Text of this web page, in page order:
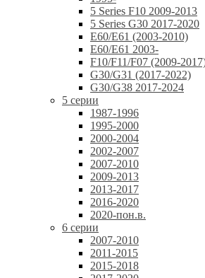
5 Series F10 2009-2013
5 Series G30 2017-2020
E60/E61 (2003-2010)
E60/E61 2003-
F10/F11/F07 (2009-
G30/G31 (2017-2022)
G30/G38 2017-2024
5 серии
1987-1996
1995-2000
2000-2004
2002-2007
2007-2010
2009-2013
2013-2017
2016-2020
2020-пон.в.
6 серии
2007-2010
2011-2015
2015-2018